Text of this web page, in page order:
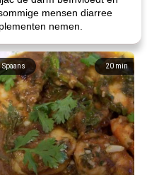
mensen diarree
nemen.
20 min
Spaans